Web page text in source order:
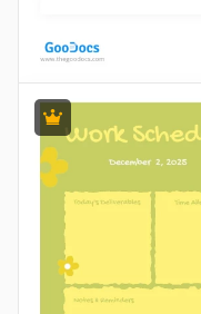
Ein stündlicher
großartig für
die ihren Tag
planen und jede
mit maximaler
nutzen möchten.